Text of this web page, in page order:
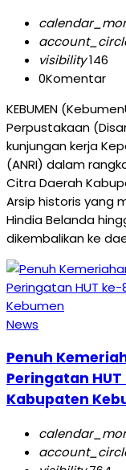
visibility146
0Komentar
KEBUMEN
Perpustakaan
kunjungan kerja
(ANRI) dalam
Citra Daerah
Arsip historis yang
Hindia Belanda
dikembalikan ke
News
Penuh
Peringatan
Kabupaten